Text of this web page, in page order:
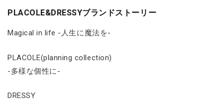
PLACOLE&DRESSYブランドストーリー
Magical in life -人生に魔法を-
PLACOLE(planning collection)
-多様な個性に-
DRESSY